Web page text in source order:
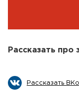
Рассказать про
Рассказать